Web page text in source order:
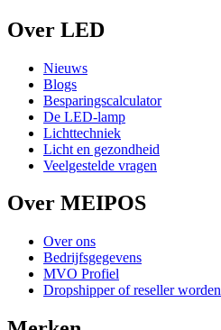
Over LED
Nieuws
Blogs
Besparingscalculator
De LED-lamp
Lichttechniek
Licht en gezondheid
Veelgestelde vragen
Over MEIPOS
Over ons
Bedrijfsgegevens
MVO Profiel
Dropshipper of reseller worden